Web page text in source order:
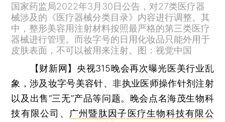
国家药监局2022年3月30日公告，对27类医疗器
械涉及的《医疗器械分类目录》内容进行调整。其
中，整形美容用注射材料按照最严格的第三类医疗
器械进行管理。而妆字号的日用化妆品只能外用于
皮肤表面，不可以被用来注射。图：视觉中国
【财新网】央视315晚会再次曝光医美行业乱
象，涉及妆字号美容针、非执业医师操作针剂注射
以及出售“三无”产品等问题。晚会点名海茂生物科
技有限公司、 广州暨肽因子医疗生物科技有限公